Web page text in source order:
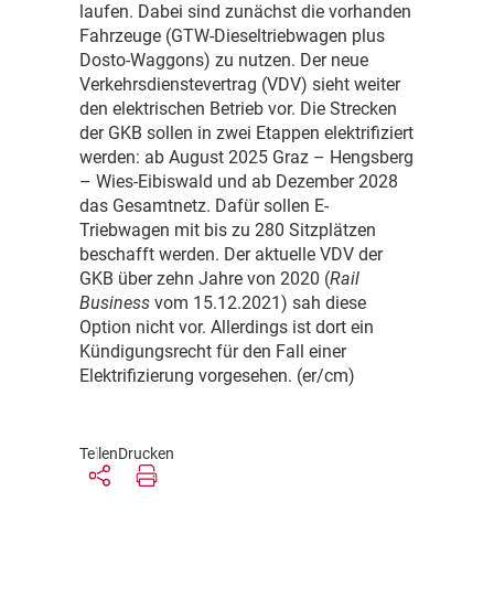
laufen. Dabei sind zunächst die vorhanden
Fahrzeuge (GTW-Dieseltriebwagen plus
Dosto-Waggons) zu nutzen. Der neue
Verkehrsdienstevertrag (VDV) sieht weiter
den elektrischen Betrieb vor. Die Strecken
der GKB sollen in zwei Etappen elektrifiziert
werden: ab August 2025 Graz – Hengsberg
– Wies-Eibiswald und ab Dezember 2028
das Gesamtnetz. Dafür sollen E-
Triebwagen mit bis zu 280 Sitzplätzen
beschafft werden. Der aktuelle VDV der
GKB über zehn Jahre von 2020 (Rail
Business vom 15.12.2021) sah diese
Option nicht vor. Allerdings ist dort ein
Kündigungsrecht für den Fall einer
Elektrifizierung vorgesehen. (er/cm)
TeilenDrucken